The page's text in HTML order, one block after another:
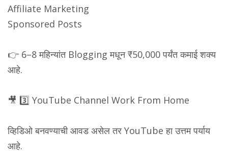
Affiliate Marketing
Sponsored Posts
👉 6–8 महिन्यांत Blogging मधून ₹50,000 पर्यंत कमाई शक्य
आहे.
🎥 3️⃣ YouTube Channel Work From Home
व्हिडिओ बनवण्याची आवड असेल तर YouTube हा उत्तम पर्याय
आहे.